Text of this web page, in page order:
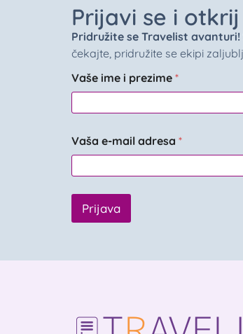
Prijavi se i
Pridružite se Travelist avanturi!
čekajte, pridružite se ekipi
Vaše ime i prezime *
Vaša e-mail adresa *
Prijava